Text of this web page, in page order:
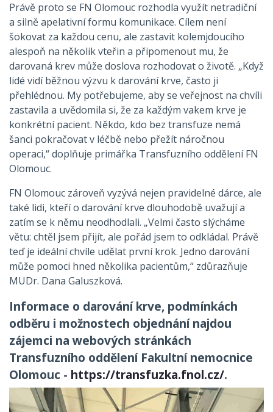
Právě proto se FN Olomouc rozhodla využít netradiční
a silně apelativní formu komunikace. Cílem není
šokovat za každou cenu, ale zastavit kolemjdoucího
alespoň na několik vteřin a připomenout mu, že
darovaná krev může doslova rozhodovat o životě. „Když
lidé vidí běžnou výzvu k darování krve, často ji
přehlédnou. My potřebujeme, aby se veřejnost na chvíli
zastavila a uvědomila si, že za každým vakem krve je
konkrétní pacient. Někdo, kdo bez transfuze nemá
šanci pokračovat v léčbě nebo přežít náročnou
operaci,“ doplňuje primářka Transfuzního oddělení FN
Olomouc.
FN Olomouc zároveň vyzývá nejen pravidelné dárce, ale
také lidi, kteří o darování krve dlouhodobě uvažují a
zatím se k němu neodhodlali. „Velmi často slýcháme
větu: chtěl jsem přijít, ale pořád jsem to odkládal. Právě
teď je ideální chvíle udělat první krok. Jedno darování
může pomoci hned několika pacientům,“ zdůrazňuje
MUDr. Dana Galuszková.
Informace o darování krve, podmínkách
odběru i možnostech objednání najdou
zájemci na webových stránkách
Transfuzního oddělení Fakultní nemocnice
Olomouc - https://transfuzka.fnol.cz/.